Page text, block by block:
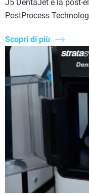
J5 DentaJet e la post-
PostProcess
Scopri di più